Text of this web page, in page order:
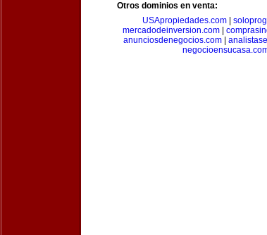
Otros dominios en venta:
USApropiedades.com
mercadodeinversion.com
anunciosdenegocios.com|